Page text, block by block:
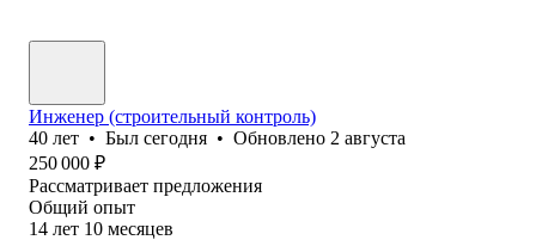
Инженер (строительный контроль)
40 лет • Был сегодня • Обновлено 2 августа
250 000 ₽
Рассматривает предложения
Общий опыт
14 лет 10 месяцев